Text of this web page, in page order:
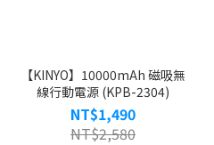
【KINYO】10000mAh 磁吸無
線行動電源 (KPB-2304)
NT$1,490
NT$2,580